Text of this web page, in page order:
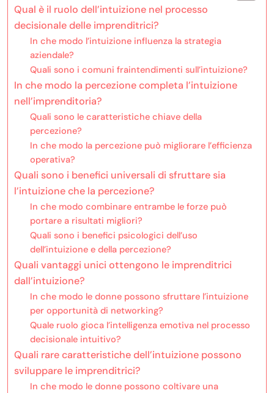
Qual è il ruolo dell’intuizione nel processo
decisionale delle imprenditrici?
In che modo l’intuizione influenza la strategia
aziendale?
Quali sono i comuni fraintendimenti sull’intuizione?
In che modo la percezione completa l’intuizione
nell’imprenditoria?
Quali sono le caratteristiche chiave della
percezione?
In che modo la percezione può migliorare l’efficienza
operativa?
Quali sono i benefici universali di sfruttare sia
l’intuizione che la percezione?
In che modo combinare entrambe le forze può
portare a risultati migliori?
Quali sono i benefici psicologici dell’uso
dell’intuizione e della percezione?
Quali vantaggi unici ottengono le imprenditrici
dall’intuizione?
In che modo le donne possono sfruttare l’intuizione
per opportunità di networking?
Quale ruolo gioca l’intelligenza emotiva nel processo
decisionale intuitivo?
Quali rare caratteristiche dell’intuizione possono
sviluppare le imprenditrici?
In che modo le donne possono coltivare una